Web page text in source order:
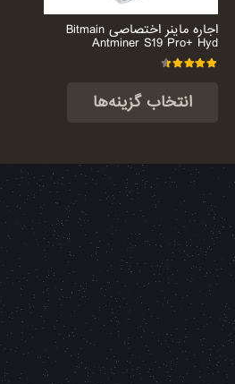
اجاره ماینر اختصاصی Bitmain
Antminer S19 Pro+ Hyd
امتیاز 4.50
انتخاب گزینه‌ها